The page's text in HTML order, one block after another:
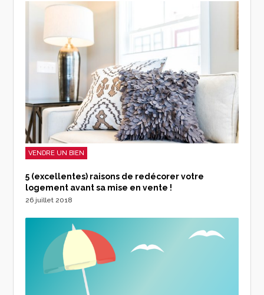
VENDRE UN BIEN
5 (excellentes) raisons de redécorer votre
logement avant sa mise en vente !
26 juillet 2018